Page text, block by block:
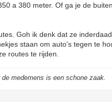
a 380 meter. Of ga je de
Goh ik denk dat ze
staan om auto's tegen te
routes te rijden.
medemens is een schone zaak.